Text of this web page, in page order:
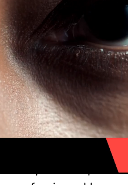
monde, unissant les
scientifiques et
pour contribuer à
faire progresser
humbles débuts, à
nous opérons
pays et comptons
professionnel·le·s,
Visionnier·e·s.
composée de plus